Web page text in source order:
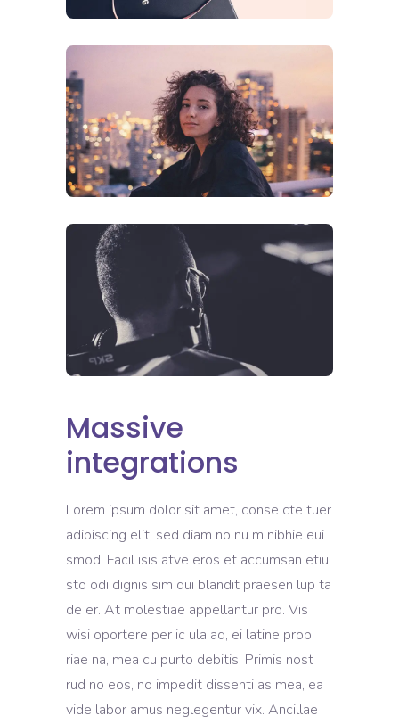
Massive
integrations
Lorem ipsum dolor sit amet, conse cte tuer
adipiscing elit, sed diam no nu m nibhie eui
smod. Facil isis atve eros et accumsan etiu
sto odi dignis sim qui blandit praesen lup ta
de er. At molestiae appellantur pro. Vis
wisi oportere per ic ula ad, ei latine prop
riae na, mea cu purto debitis. Primis nost
rud no eos, no impedit dissenti as mea, ea
vide labor amus neglegentur vix. Ancillae